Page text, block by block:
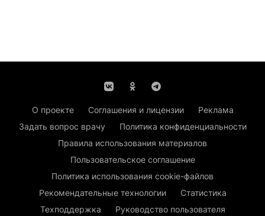
О проекте Соглашения и лицензии
Реклама
Задать вопрос врачу
Политика конфиденциальности
Правила использования материалов
Пользовательское соглашение
Политика использования cookie-файлов
Рекомендательные технологии
Статистика
Техподдержка
Руководство пользователя